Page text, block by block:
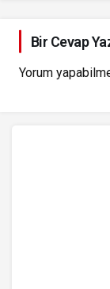
Bir Cevap
Yorum